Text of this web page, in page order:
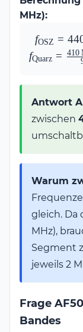
MHz):
-
fOSZ =
fQuarz = 410
Antwort
zwischen
Warum
gleich. Da
MHz),
Segment
jeweils 2
Frage
Bandes